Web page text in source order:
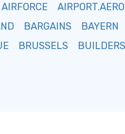
AIRFORCE AIRPORT.AERO
BARGAINS BAYERN
BRUSSELS BUILDERS